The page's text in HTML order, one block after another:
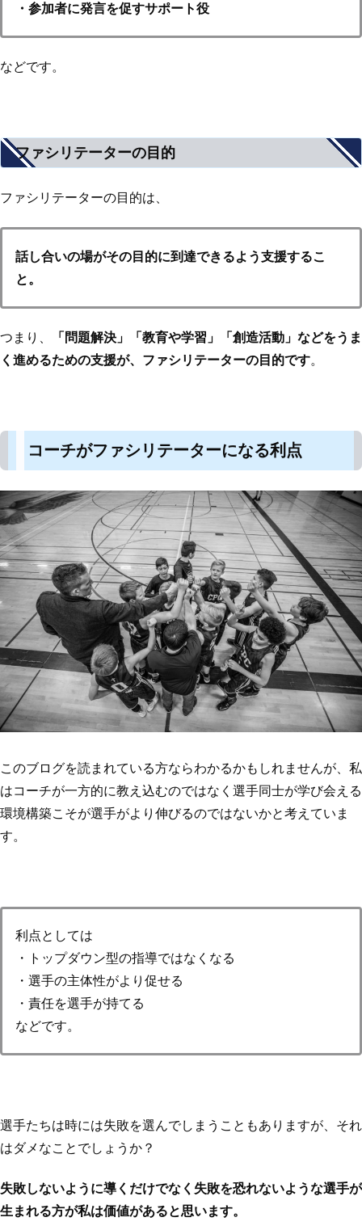
・参加者に発言を促すサポート役
などです。
ファシリテーターの目的
ファシリテーターの目的は、
話し合いの場がその目的に到達できるよう支援するこ
と。
つまり、
「問題解決」「教育や学習」「創造活動」などをうま
く進めるための支援が、ファシリテーターの目的です。
コーチがファシリテーターになる利点
このブログを読まれている方ならわかるかもしれませんが、私
はコーチが一方的に教え込むのではなく選手同士が学び会える
環境構築こそが選手がより伸びるのではないかと考えていま
す。
利点としては
・トップダウン型の指導ではなくなる
・選手の主体性がより促せる
・責任を選手が持てる
などです。
選手たちは時には失敗を選んでしまうこともありますが、それ
はダメなことでしょうか？
失敗しないように導くだけでなく失敗を恐れないような選手が
生まれる方が私は価値があると思います。